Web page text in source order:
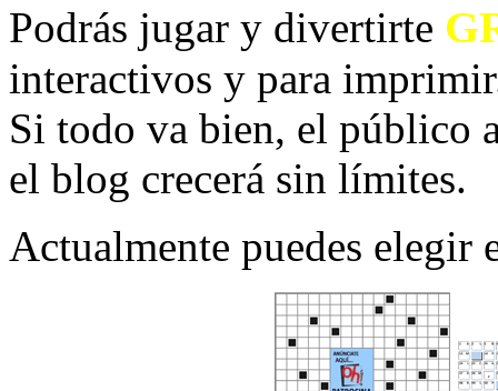
Podrás jugar y divertirte
interactivos y para
Si todo va bien, el público
el blog crecerá sin límites.
Actualmente puedes elegir